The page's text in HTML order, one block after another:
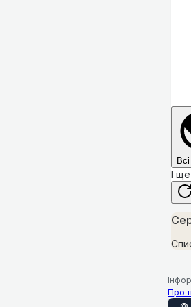
І
Про